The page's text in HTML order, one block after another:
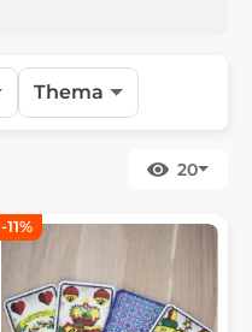
Thema
20
-11%